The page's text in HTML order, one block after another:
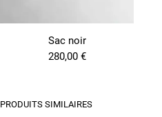
Sac noir
280,00 €
PRODUITS SIMILAIRES